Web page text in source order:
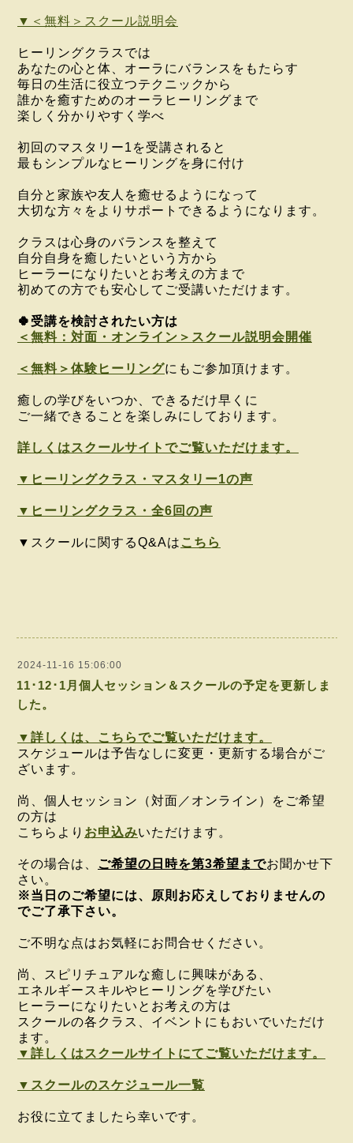
▼＜無料＞スクール説明会
ヒーリングクラスでは
あなたの心と体、 オーラにバランスをもたらす
毎日の生活に役立つテクニックから
誰かを癒すためのオーラヒーリングまで
楽しく分かりやすく学べ
初回のマスタリー1を受講されると
最もシンプルなヒーリングを身に付け
自分と家族や友人を癒せるようになって
大切な方々をよりサポートできるようになります。
クラスは心身のバランスを整えて
自分自身を癒したいという方から
ヒーラーになりたいとお考えの方まで
初めての方でも安心してご受講いただけます。
🍀受講を検討されたい方は
＜無料：対面・オンライン＞スクール説明会開催
＜無料＞体験ヒーリングにもご参加頂けます。
癒しの学びをいつか、できるだけ早くに
ご一緒できることを楽しみにしております。
詳しくはスクールサイトでご覧いただけます。
▼ヒーリングクラス・マスタリー1の声
▼ヒーリングクラス・全6回の声
▼スクールに関するQ&Aは こちら
2024-11-16 15:06:00
11･12･1月個人セッション＆スクールの予定を更新しま
した。
▼詳しくは、こちらでご覧いただけます。
スケジュールは予告なしに変更・更新する場合がご
ざいます。
尚、個人セッション（対面／オンライン）をご希望
の方は
こちらより お申込みいただけます。
その場合は、 ご希望の日時を第3希望までお聞かせ下
さい。
※当日のご希望には、原則お応えしておりませんの
でご了承下さい。
ご不明な点はお気軽にお問合せください。
尚、スピリチュアルな癒しに興味がある、
エネルギースキルやヒーリングを学びたい
ヒーラーになりたいとお考えの方は
スクールの各クラス、イベントにもおいでいただけ
ます。
▼詳しくはスクールサイトにてご覧いただけます。
▼スクールのスケジュール一覧
お役に立てましたら幸いです。